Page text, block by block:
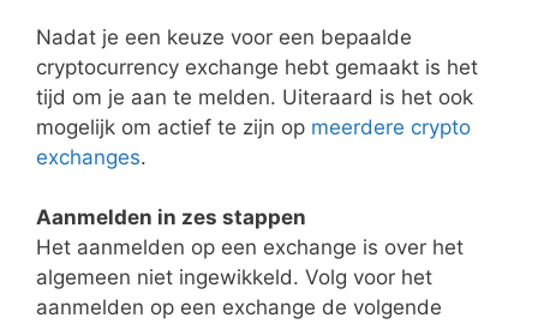
Nadat je een keuze voor een bepaalde
cryptocurrency exchange hebt gemaakt is het
tijd om je aan te melden. Uiteraard is het ook
mogelijk om actief te zijn op meerdere crypto
exchanges.
Aanmelden in zes stappen
Het aanmelden op een exchange is over het
algemeen niet ingewikkeld. Volg voor het
aanmelden op een exchange de volgende